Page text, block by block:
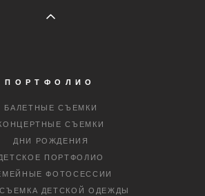
ПОРТФОЛИО
БАЛЕТНЫЕ СЪЕМКИ
СЪЕМКИ
ДНИ РОЖДЕНИЯ
ПОРТФОЛИО
ФОТОСЕССИИ
ДЕТСКОЙ ОДЕЖДЫ